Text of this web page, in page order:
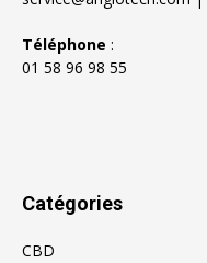
Téléphone :
01 58 96 98 55
Catégories
CBD